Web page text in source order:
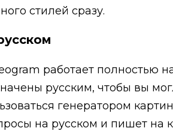
стилей сразу.
работает полностью
русским, чтобы вы
генератором
на русском и пишет на